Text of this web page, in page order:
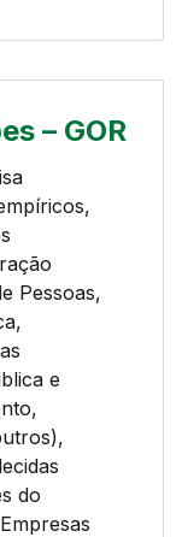
– GOR
Pessoas,
e
do